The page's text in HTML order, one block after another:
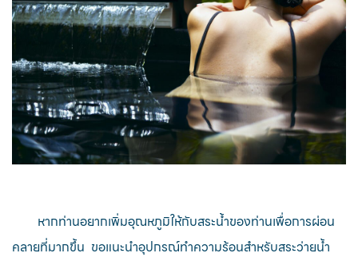
หากท่านอยากเพิ่มอุณหภูมิให้กับสระน้ำของท่านเพื่อการผ่อน
คลายที่มากขึ้น ขอแนะนำอุปกรณ์ทำความร้อนสำหรับสระว่ายน้ำ